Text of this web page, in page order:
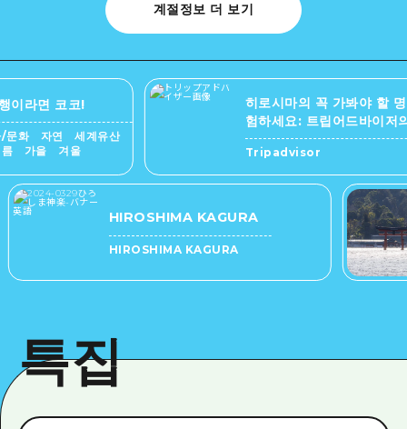
계절정보 더 보기
면 코코!
자연 세계유산
을 겨울
히로시마의 꼭 가봐야 할 명소
험하세요: 트립어드바이저의 최
의 추천!
Tripadvisor
HIROSHIMA KAGURA
HIROSHIMA KAGURA
특집